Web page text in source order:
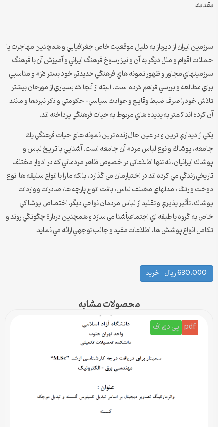
مقدمه
سرزمين ايران از ديرباز به دليل موقعيت خاص جغرافيايي و همچنين مهاجرت يا
حملات اقوام و ملل ديگر به آن و نيز رسوخ فرهنگ ايراني و آميزش آن با فرهنگ
سرزمينهاي مجاور و ظهور نمونه هاي فرهنگي جديدتر، خود بستر لازم و مناسبي
براي مطالعه و بررسي فراهم كرده است. البته از آنجا كه بسياري از مورخان بيشتر
تلاش خود را صرف ضبط وقايع و حوادث سياسي- حكومتي و ذكر نبردها و مانند
آن كرده اند كمتر به پديده هاي مربوط به حيات فرهنگي پرداخته اند.
يكي از ديداري ترين و در عين حال زنده ترين نمونه هاي حيات فرهنگي يك
جامعه، پوشاك و نوع لباس مردم آن جامعه است. آشنايي با تاريخ لباس و
پوشاك ايرانيان، نه تنها اطلاعاتی در خصوص ظاهر مردماني كه در ادوار مختلف
تاريخي زندگي مي كرده اند در اختیارمان می گذارد ، بلکه ما را با انواع سليقه ها، نوع
دوخت و رنگ ، مدلهاي مختلف لباس، بافت انواع پارچه ها، صادرات و واردات
پوشاك، تأثير پذيري و تقليد از لباس مردمان نواحي ديگر، اختصاص پوشاكي
خاص به گروه يا طبقه اي اجتماعيآشنا می سازد و همچنين دربارة چگونگي روند و
تكامل انواع پوشش ها، اطلاعات مفيد و جالب توجهي ارائه مي نماید.
630,000 ریال – خرید
محصولات مشابه
pdf پی دی اف